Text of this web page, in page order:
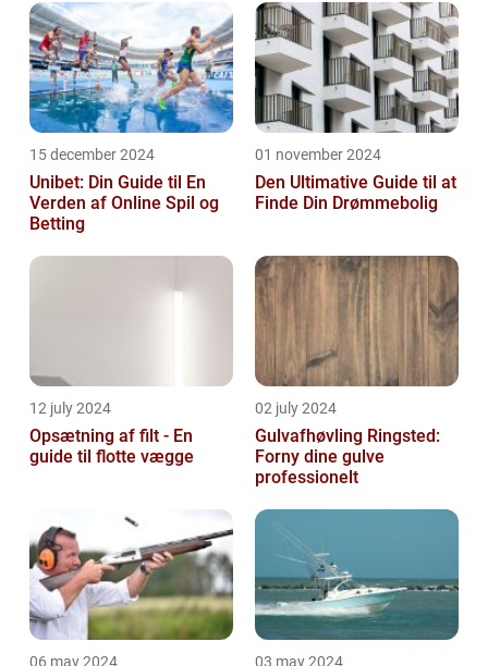
15 december 2024
Unibet: Din Guide til En
Verden af Online Spil og
Betting
01 november 2024
Den Ultimative Guide til at
Finde Din Drømmebolig
12 july 2024
Opsætning af filt - En
guide til flotte vægge
02 july 2024
Gulvafhøvling Ringsted:
Forny dine gulve
professionelt
06 may 2024 03 may 2024